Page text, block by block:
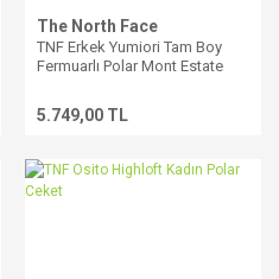
The North Face
TNF Erkek Yumiori Tam Boy
Fermuarlı Polar Mont Estate
5.749,00 TL